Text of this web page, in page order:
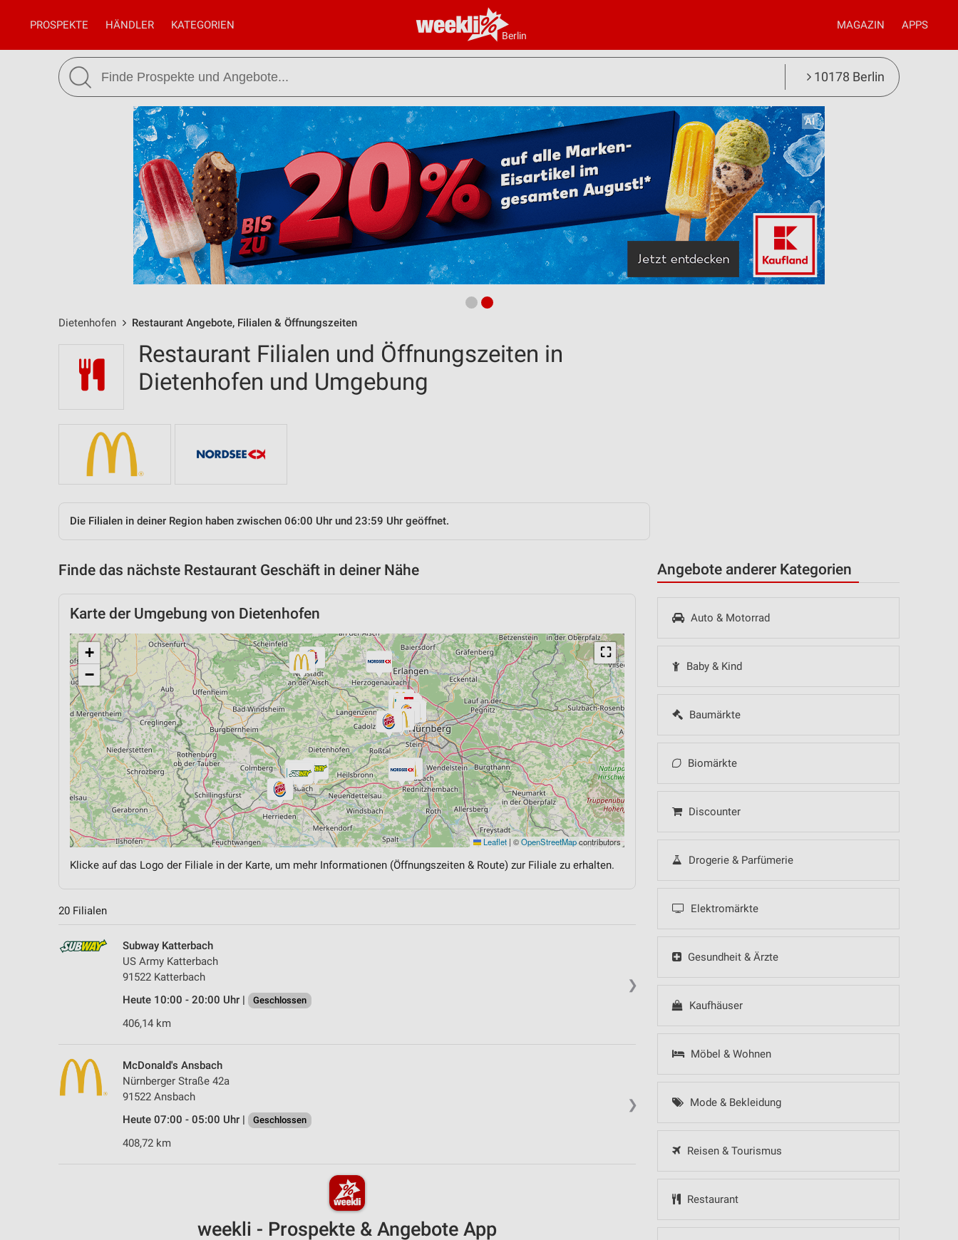
Berlin
PROSPEKTE HÄNDLER KATEGORIEN MAGAZIN APPS
10178 Berlin
Dietenhofen Restaurant Angebote, Filialen & Öffnungszeiten
Angebote anderer Kategorien
Auto & Motorrad
Baby & Kind
Baumärkte
Biomärkte
Discounter
Drogerie & Parfümerie
Elektromärkte
Gesundheit & Ärzte
Kaufhäuser
Möbel & Wohnen
Mode & Bekleidung
Reisen & Tourismus
Restaurant
Restaurant Filialen und Öffnungszeiten in
Dietenhofen und Umgebung
Die Filialen in deiner Region haben zwischen 06:00 Uhr und 23:59 Uhr geöffnet.
Finde das nächste Restaurant Geschäft in deiner Nähe
Karte der Umgebung von Dietenhofen
⛶
+
−
Leaflet | ©OpenStreetMapcontributors
Klicke auf das Logo der Filiale in der Karte, um mehr Informationen (Öffnungszeiten & Route) zur Filiale zu erhalten.
20 Filialen
❯
Subway Katterbach
US Army Katterbach
91522 Katterbach
Heute 10:00 - 20:00 Uhr |
Geschlossen
406,14 km
❯
McDonald's Ansbach
Nürnberger Straße 42a
91522 Ansbach
Heute 07:00 - 05:00 Uhr |
Geschlossen
408,72 km
weekli - Prospekte & Angebote App